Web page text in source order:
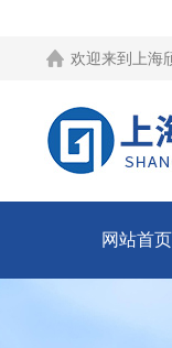
欢迎来到 上
网站首页